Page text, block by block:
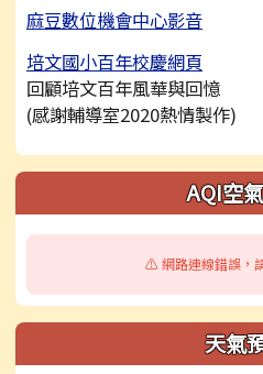
麻豆數位機會中心影音
培文國小百年校慶網頁
回顧培文百年風華與回憶
(感謝輔導室2020熱情製作)
右邊區域內容 AQI空
⚠️ 網路連線錯誤，
天氣